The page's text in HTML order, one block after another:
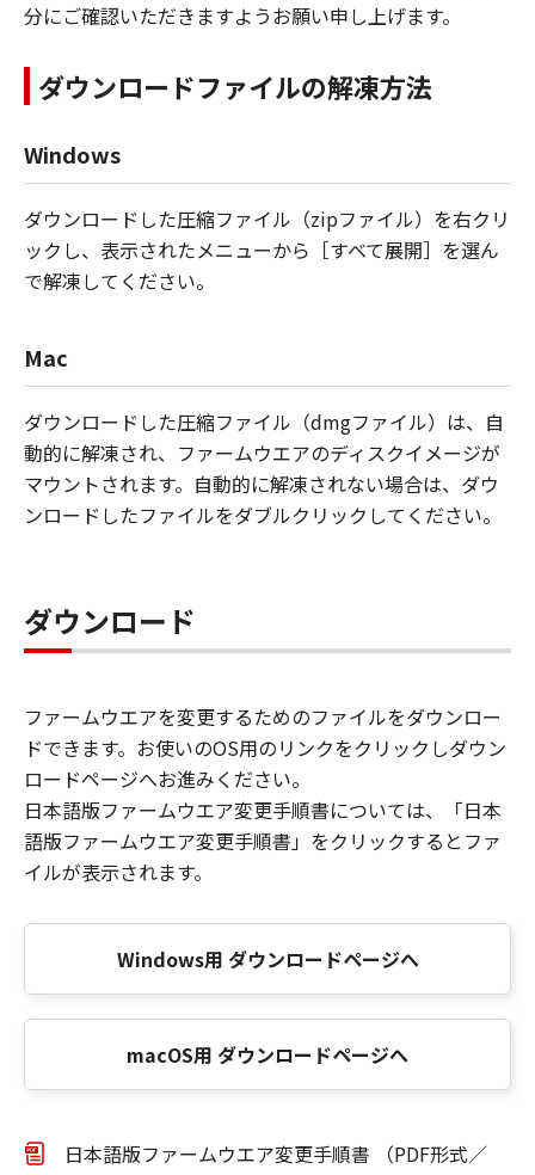
分にご確認いただきますようお願い申し上げます。
ダウンロードファイルの解凍方法
Windows
ダウンロードした圧縮ファイル（zipファイル）を右クリ
ックし、表示されたメニューから［すべて展開］を選ん
で解凍してください。
Mac
ダウンロードした圧縮ファイル（dmgファイル）は、自
動的に解凍され、ファームウエアのディスクイメージが
マウントされます。自動的に解凍されない場合は、ダウ
ンロードしたファイルをダブルクリックしてください。
ダウンロード
ファームウエアを変更するためのファイルをダウンロー
ドできます。お使いのOS用のリンクをクリックしダウン
ロードページへお進みください。
日本語版ファームウエア変更手順書については、「日本
語版ファームウエア変更手順書」をクリックするとファ
イルが表示されます。
Windows用 ダウンロードページへ
macOS用 ダウンロードページへ
日本語版ファームウエア変更手順書 （PDF形式／